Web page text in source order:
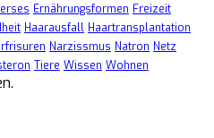
Ernährungsformen Freizeit
Haarausfall Haartransplantation
Narzissmus Natron Netz
Tiere Wissen Wohnen